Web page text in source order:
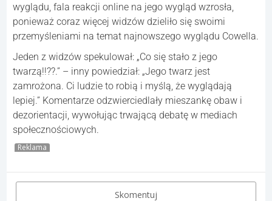
wyglądu, fala reakcji online na jego wygląd wzrosła,
ponieważ coraz więcej widzów dzieliło się swoimi
przemyśleniami na temat najnowszego wyglądu Cowella.
Jeden z widzów spekulował: „Co się stało z jego
twarzą!!??.” – inny powiedział: „Jego twarz jest
zamrożona. Ci ludzie to robią i myślą, że wyglądają
lepiej.” Komentarze odzwierciedlały mieszankę obaw i
dezorientacji, wywołując trwającą debatę w mediach
społecznościowych.
Reklama
Skomentuj